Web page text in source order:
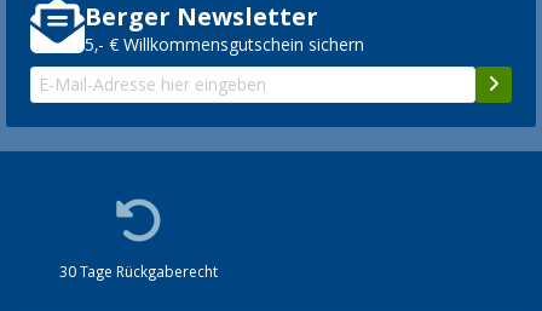
Berger Newsletter
5,- € Willkommensgutschein sichern
30 Tage Rückgaberecht